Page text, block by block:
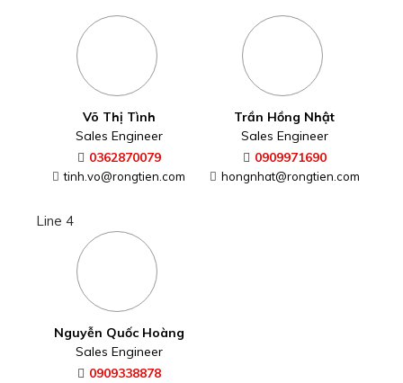
Nguyễn Quốc Hoàng
Sales Engineer
0909338878
hoangnguyen@rongtien.com
42/14 Nguyễn Hữu Tiến, P. Tây Thạnh, Q. Tân Phú, , TP. Hồ